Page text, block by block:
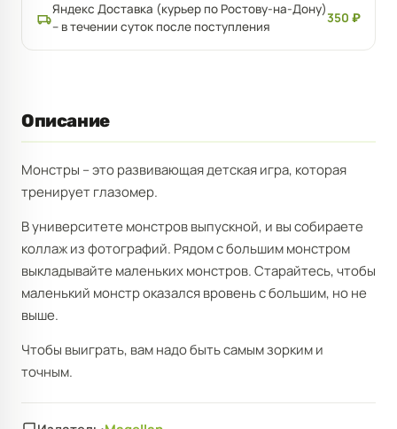
Яндекс Доставка (курьер по Ростову-на-Дону)
– в течении суток после поступления
350 ₽
Описание
Монстры – это развивающая детская игра, которая
тренирует глазомер.
В университете монстров выпускной, и вы собираете
коллаж из фотографий. Рядом с большим монстром
выкладывайте маленьких монстров. Старайтесь, чтобы
маленький монстр оказался вровень с большим, но не
выше.
Чтобы выиграть, вам надо быть самым зорким и
точным.